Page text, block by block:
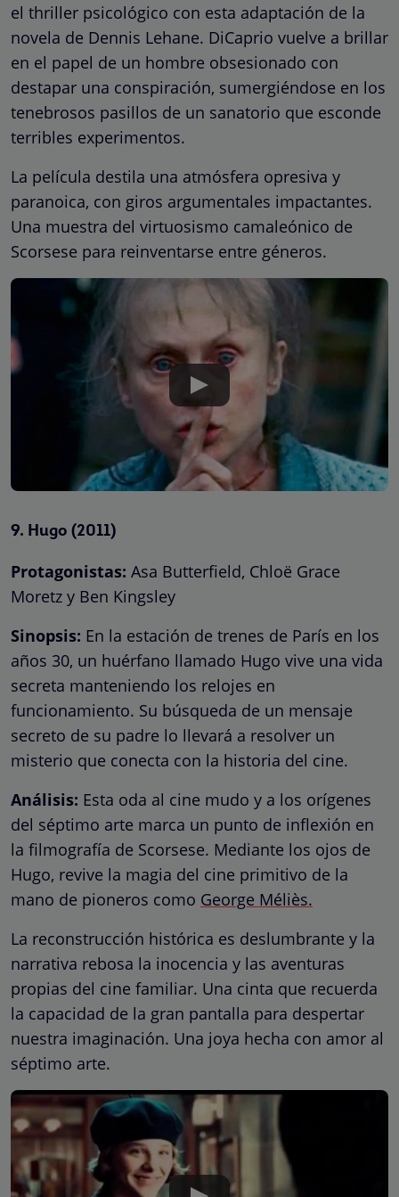
el thriller psicológico con esta adaptación de la
novela de Dennis Lehane. DiCaprio vuelve a brillar
en el papel de un hombre obsesionado con
destapar una conspiración, sumergiéndose en los
tenebrosos pasillos de un sanatorio que esconde
terribles experimentos.
La película destila una atmósfera opresiva y
paranoica, con giros argumentales impactantes.
Una muestra del virtuosismo camaleónico de
Scorsese para reinventarse entre géneros.
9. Hugo (2011)
Protagonistas: Asa Butterfield, Chloë Grace
Moretz y Ben Kingsley
Sinopsis: En la estación de trenes de París en los
años 30, un huérfano llamado Hugo vive una vida
secreta manteniendo los relojes en
funcionamiento. Su búsqueda de un mensaje
secreto de su padre lo llevará a resolver un
misterio que conecta con la historia del cine.
Análisis: Esta oda al cine mudo y a los orígenes
del séptimo arte marca un punto de inflexión en
la filmografía de Scorsese. Mediante los ojos de
Hugo, revive la magia del cine primitivo de la
mano de pioneros como George Méliès.
La reconstrucción histórica es deslumbrante y la
narrativa rebosa la inocencia y las aventuras
propias del cine familiar. Una cinta que recuerda
la capacidad de la gran pantalla para despertar
nuestra imaginación. Una joya hecha con amor al
séptimo arte.